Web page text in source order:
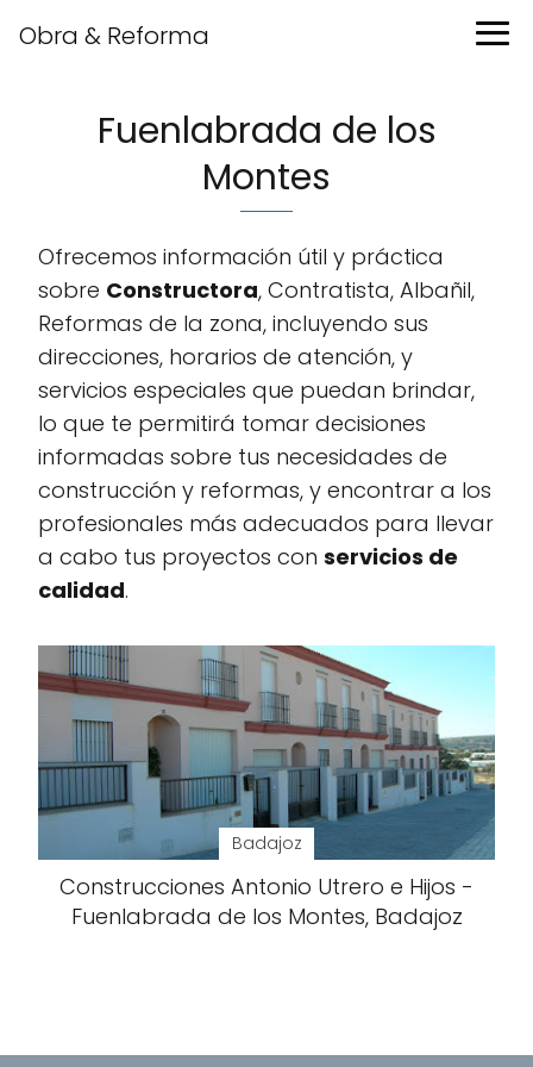
Obra & Reforma
Fuenlabrada de los
Montes
Ofrecemos información útil y práctica
sobre Constructora, Contratista, Albañil,
Reformas de la zona, incluyendo sus
direcciones, horarios de atención, y
servicios especiales que puedan brindar,
lo que te permitirá tomar decisiones
informadas sobre tus necesidades de
construcción y reformas, y encontrar a los
profesionales más adecuados para llevar
a cabo tus proyectos con servicios de
calidad.
Badajoz
Construcciones Antonio Utrero e Hijos -
Fuenlabrada de los Montes, Badajoz